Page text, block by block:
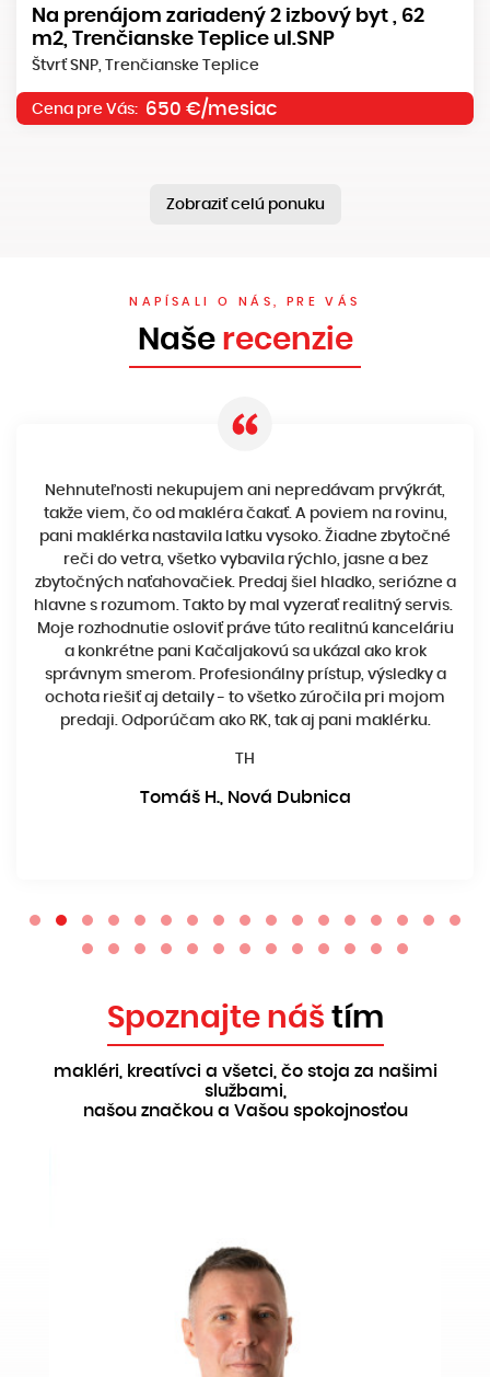
Na prenájom zariadený 2 izbový byt , 62
m2, Trenčianske Teplice ul.SNP
Štvrť SNP, Trenčianske Teplice
Cena pre Vás: 650 €/mesiac
Zobraziť celú ponuku
NAPÍSALI O NÁS, PRE VÁS
Našerecenzie
Nehnuteľnosti nekupujem ani nepredávam prvýkrát,
takže viem, čo od makléra čakať. A poviem na rovinu,
pani maklérka nastavila latku vysoko. Žiadne zbytočné
reči do vetra, všetko vybavila rýchlo, jasne a bez
zbytočných naťahovačiek. Predaj šiel hladko, seriózne a
hlavne s rozumom. Takto by mal vyzerať realitný servis.
Moje rozhodnutie osloviť práve túto realitnú kanceláriu
a konkrétne pani Kačaljakovú sa ukázal ako krok
správnym smerom. Profesionálny prístup, výsledky a
ochota riešiť aj detaily - to všetko zúročila pri mojom
predaji. Odporúčam ako RK, tak aj pani maklérku.
TH
Tomáš H., Nová Dubnica
Spoznajte náštím
makléri, kreatívci a všetci, čo stoja za našimi
službami,
našou značkou a Vašou spokojnosťou